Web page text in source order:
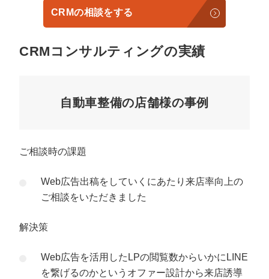
CRMの相談をする
CRMコンサルティングの実績
自動車整備の店舗様の事例
ご相談時の課題
Web広告出稿をしていくにあたり来店率向上の
ご相談をいただきました
解決策
Web広告を活用したLPの閲覧数からいかにLINE
を繋げるのかというオファー設計から来店誘導